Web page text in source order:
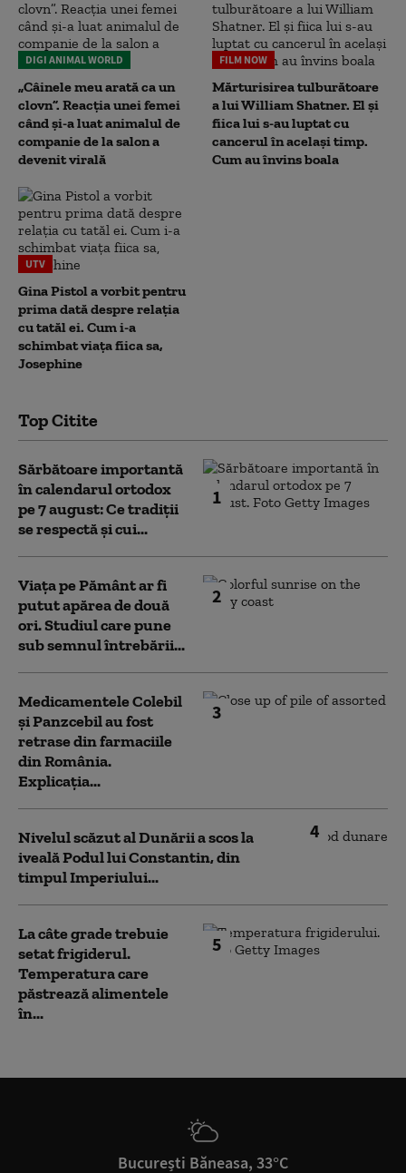
DIGI ANIMAL WORLD
„Câinele meu arată ca un
clovn”. Reacția unei femei
când și-a luat animalul de
companie de la salon a
devenit virală
FILM NOW
Mărturisirea tulburătoare
a lui William Shatner. El și
fiica lui s-au luptat cu
cancerul în același timp.
Cum au învins boala
UTV
Gina Pistol a vorbit pentru
prima dată despre relația
cu tatăl ei. Cum i-a
schimbat viața fiica sa,
Josephine
Top Citite
1
Sărbătoare importantă
în calendarul ortodox
pe 7 august: Ce tradiții
se respectă și cui...
2
Viața pe Pământ ar fi
putut apărea de două
ori. Studiul care pune
sub semnul întrebării...
3
Medicamentele Colebil
și Panzcebil au fost
retrase din farmaciile
din România.
Explicația...
4
Nivelul scăzut al Dunării a scos la
iveală Podul lui Constantin, din
timpul Imperiului...
5
La câte grade trebuie
setat frigiderul.
Temperatura care
păstrează alimentele
în...
București Băneasa, 33°C